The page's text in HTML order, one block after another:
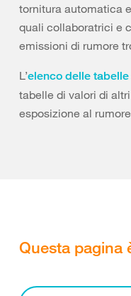
tornitura automatica
quali collaboratrici e
emissioni di rumore
L’elenco delle
tabelle di valori di
esposizione al
Questa pagina